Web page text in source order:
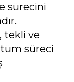
sürecini
tekli ve
süreci